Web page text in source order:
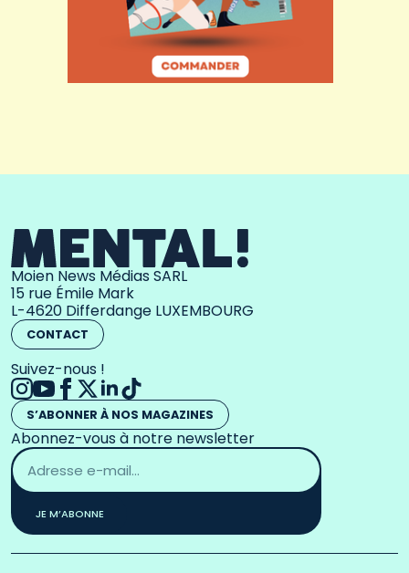
Moien News Médias SARL
15 rue Émile Mark
L-4620 Differdange LUXEMBOURG
CONTACT
Suivez-nous !
S’ABONNER À NOS MAGAZINES
Abonnez-vous à notre newsletter
Adresse
email
*
JE M’ABONNE